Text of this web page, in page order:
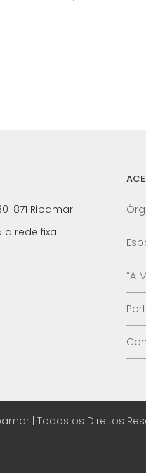
871 Ribamar
a rede fixa
“A
| Todos os Direitos